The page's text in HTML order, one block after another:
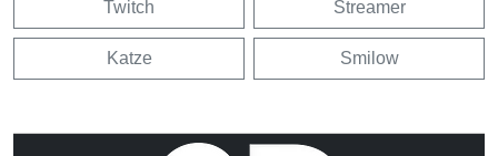
Twitch Streamer
Katze Smilow